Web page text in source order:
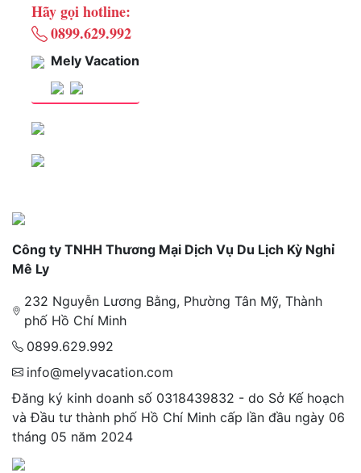
Hãy gọi hotline:
0899.629.992
Mely Vacation
Công ty TNHH Thương Mại Dịch Vụ Du Lịch Kỳ Nghỉ
Mê Ly
232 Nguyễn Lương Bằng, Phường Tân Mỹ, Thành
phố Hồ Chí Minh
0899.629.992
info@melyvacation.com
Đăng ký kinh doanh số 0318439832 - do Sở Kế hoạch
và Đầu tư thành phố Hồ Chí Minh cấp lần đầu ngày 06
tháng 05 năm 2024